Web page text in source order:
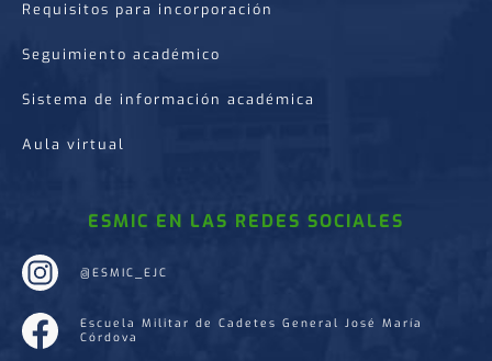
Requisitos para incorporación
Seguimiento académico
Sistema de información académica
Aula virtual
ESMIC EN LAS REDES SOCIALES
@ESMIC_EJC
Escuela Militar de Cadetes General José María
Córdova